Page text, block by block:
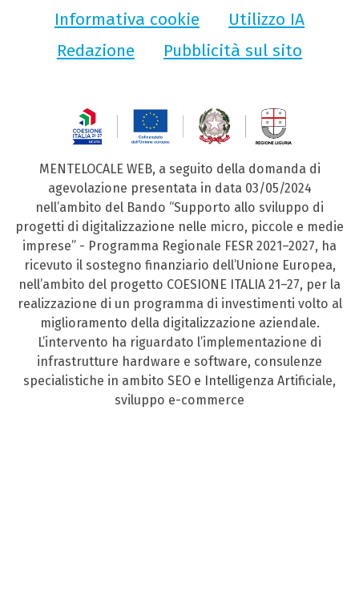
Informativa cookie
Utilizzo IA
Redazione
Pubblicità sul sito
MENTELOCALE WEB, a seguito della domanda di
agevolazione presentata in data 03/05/2024
nell’ambito del Bando “Supporto allo sviluppo di
progetti di digitalizzazione nelle micro, piccole e medie
imprese” - Programma Regionale FESR 2021–2027, ha
ricevuto il sostegno finanziario dell’Unione Europea,
nell’ambito del progetto COESIONE ITALIA 21–27, per la
realizzazione di un programma di investimenti volto al
miglioramento della digitalizzazione aziendale.
L’intervento ha riguardato l’implementazione di
infrastrutture hardware e software, consulenze
specialistiche in ambito SEO e Intelligenza Artificiale,
sviluppo e-commerce